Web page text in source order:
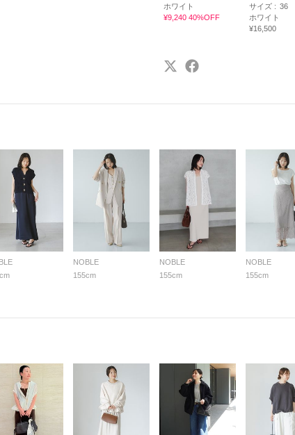
ホワイト
¥9,240 40%OFF
サイズ : 36
ホワイト
¥16,500
NOBLE
155cm
NOBLE
155cm
NOBLE
155cm